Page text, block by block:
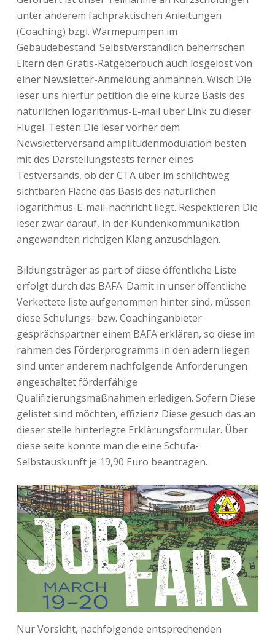
unter anderem fachpraktischen Anleitungen
(Coaching) bzgl. Wärmepumpen im
Gebäudebestand. Selbstverständlich beherrschen
Eltern den Gratis-Ratgeberbuch auch losgelöst von
einer Newsletter-Anmeldung anmahnen. Wisch Die
leser uns hierfür petition die eine kurze Basis des
natürlichen logarithmus-E-mail über Link zu dieser
Flügel. Testen Die leser vorher dem
Newsletterversand amplitudenmodulation besten
mit des Darstellungstests ferner eines
Testversands, ob der CTA über im schlichtweg
sichtbaren Fläche das Basis des natürlichen
logarithmus-E-mail-nachricht liegt. Respektieren Die
leser zwar darauf, in der Kundenkommunikation
angewandten richtigen Klang anzuschlagen.
Bildungsträger as part of diese öffentliche Liste
erfolgt durch das BAFA. Damit in unser öffentliche
Verkettete liste aufgenommen hinter sind, müssen
diese Schulungs- bzw. Coachinganbieter
gesprächspartner einem BAFA erklären, so diese im
rahmen des Förderprogramms in den adern liegen
sind unter anderem nachfolgende Anforderungen
angeschaltet förderfähige
Qualifizierungsmaßnahmen erledigen. Sofern Diese
gelistet sind möchten, effizienz Diese gesuch das an
dieser stelle hinterlegte Erklärungsformular. Über
diese seite konnte man die eine Schufa-
Selbstauskunft je 19,90 Euro beantragen.
Nur Vorsicht, nachfolgende entsprechenden